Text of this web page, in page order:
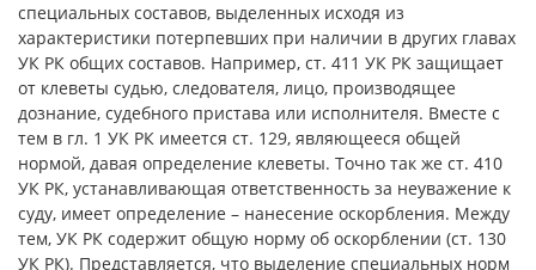
специальных составов, выделенных исходя из
характеристики потерпевших при наличии в других главах
УК РК общих составов. Например, ст. 411 УК РК защищает
от клеветы судью, следователя, лицо, производящее
дознание, судебного пристава или исполнителя. Вместе с
тем в гл. 1 УК РК имеется ст. 129, являющееся общей
нормой, давая определение клеветы. Точно так же ст. 410
УК РК, устанавливающая ответственность за неуважение к
суду, имеет определение – нанесение оскорбления. Между
тем, УК РК содержит общую норму об оскорблении (ст. 130
УК РК). Представляется, что выделение специальных норм